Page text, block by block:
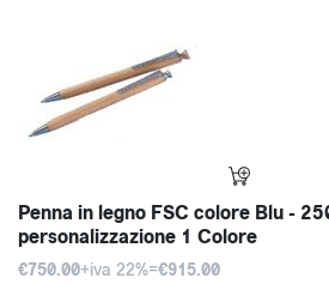
Penna in legno FSC colore Blu -
personalizzazione 1 Colore
€750.00+iva 22%=€915.00